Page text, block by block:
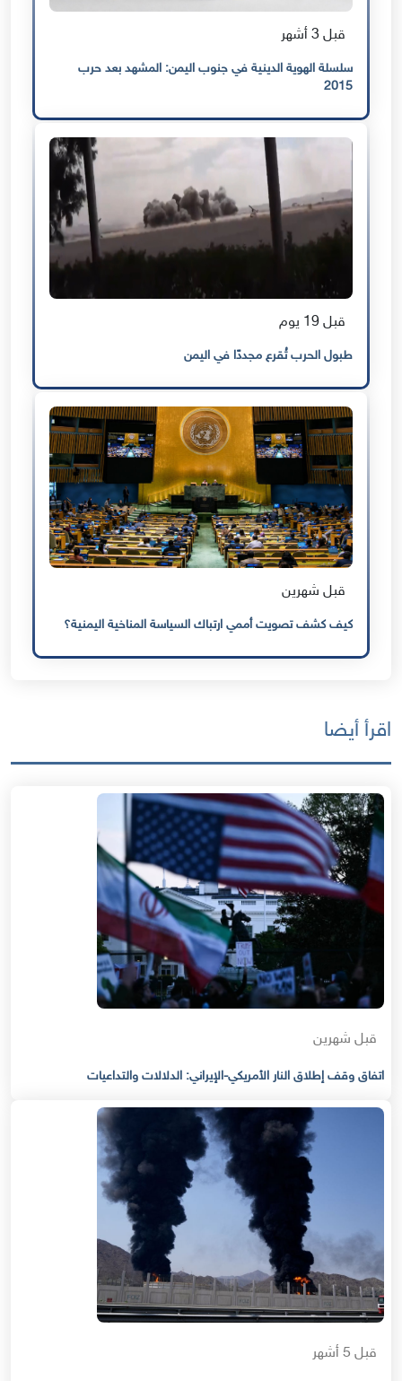
قبل 3 أشهر
سلسلة الهوية الدينية في جنوب اليمن: المشهد بعد حرب
2015
قبل 19 يوم
طبول الحرب تُقرع مجددًا في اليمن
قبل شهرين
كيف كشف تصويت أممي ارتباك السياسة المناخية اليمنية؟
اقرأ أيضا
قبل شهرين
اتفاق وقف إطلاق النار الأمريكي-الإيراني: الدلالات والتداعيات
قبل 5 أشهر